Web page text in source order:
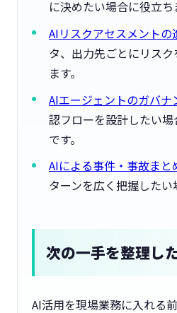
に決めたい場合に役立ち
AIリスクアセスメントの
タ、出力先ごとにリス
ます。
AIエージェントのガバナ
認フローを設計したい
です。
AIによる事件・事故まと
ターンを広く把握したい
次の一手を整理し
AI活用を現場業務に入れる